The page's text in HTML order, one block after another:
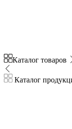
Каталог товаров
Каталог